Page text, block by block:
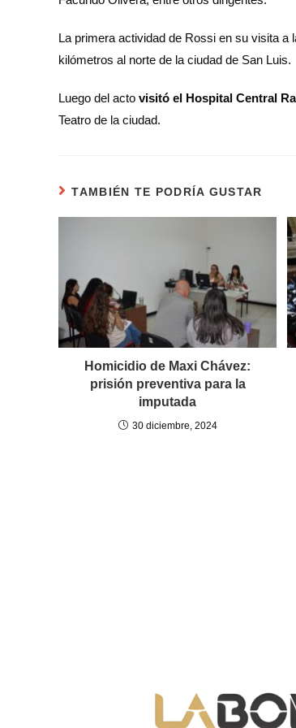
La primera actividad de Rossi en su visita a
kilómetros al norte de la ciudad de San Luis.
Luego del acto visitó el Hospital Central
Teatro de la ciudad.
TAMBIÉN TE PODRÍA GUSTAR
Homicidio de Maxi Chávez:
prisión preventiva para la
imputada
30 diciembre, 2024